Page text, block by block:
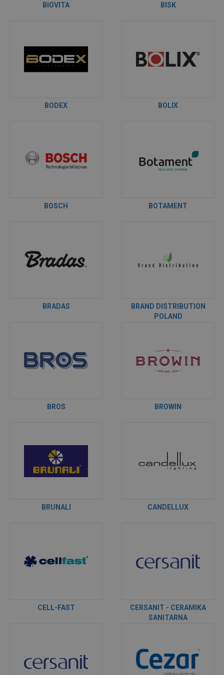
BIOVITA BISK
BODEX BOLIX
BOSCH BOTAMENT
BRADAS
BRAND DISTRIBUTION
POLAND
BROS BROWIN
BRUNALI CANDELLUX
CELL-FAST
CERSANIT - CERAMIKA
SANITARNA